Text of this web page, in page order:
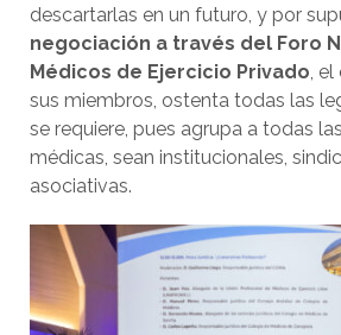
descartarlas en un futuro, y por
negociación a través del Foro
Médicos de Ejercicio Privado, el
sus miembros, ostenta todas las
se requiere, pues agrupa a todas
médicas, sean institucionales,
asociativas.